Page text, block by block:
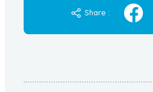
Share :